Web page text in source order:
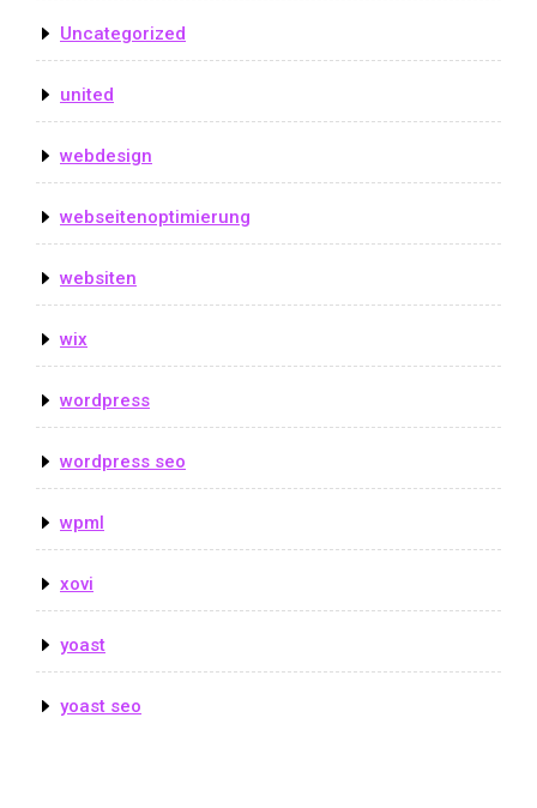
Uncategorized
united
webdesign
webseitenoptimierung
websiten
wix
wordpress
wordpress seo
wpml
xovi
yoast
yoast seo